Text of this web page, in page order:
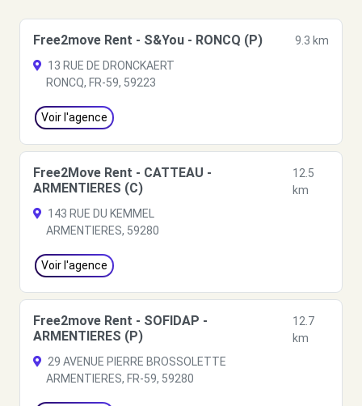
Free2move Rent - S&You - RONCQ (P)
9.3 km
13 RUE DE DRONCKAERT
RONCQ, FR-59, 59223
Voir l'agence
Free2Move Rent - CATTEAU -
ARMENTIERES (C)
12.5
km
143 RUE DU KEMMEL
ARMENTIERES, 59280
Voir l'agence
Free2move Rent - SOFIDAP -
ARMENTIERES (P)
12.7
km
29 AVENUE PIERRE BROSSOLETTE
ARMENTIERES, FR-59, 59280